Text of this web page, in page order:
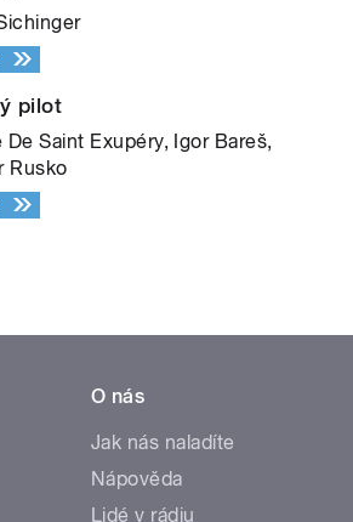
pilot
De Saint Exupéry, Igor Bareš,
Rusko
O nás
Jak nás naladíte
Nápověda
Lidé v rádiu